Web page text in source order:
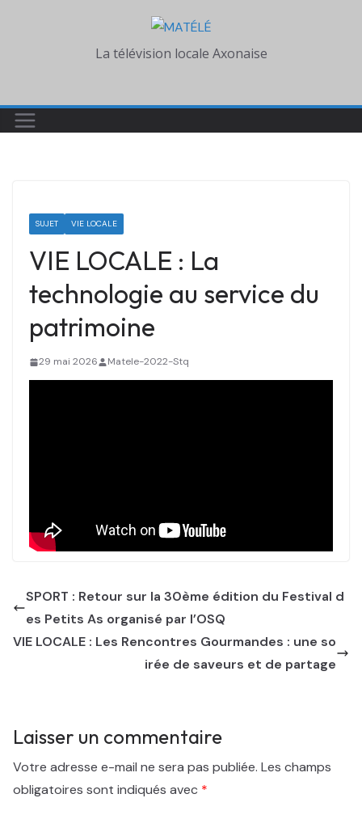
La télévision locale Axonaise
SUJET VIE LOCALE
VIE LOCALE : La
technologie au service du
patrimoine
29 mai 2026 Matele-2022-Stq
SPORT : Retour sur la 30ème édition du Festival d
es Petits As organisé par l’OSQ
VIE LOCALE : Les Rencontres Gourmandes : une so
irée de saveurs et de partage
Laisser un commentaire
Votre adresse e-mail ne sera pas publiée. Les champs
obligatoires sont indiqués avec *